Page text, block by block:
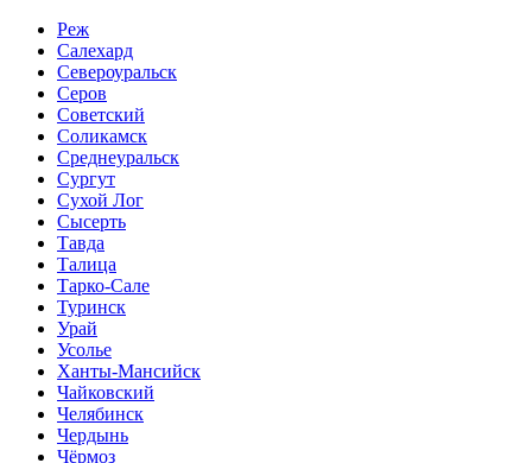
Реж
Салехард
Североуральск
Серов
Советский
Соликамск
Среднеуральск
Сургут
Сухой Лог
Сысерть
Тавда
Талица
Тарко-Сале
Туринск
Урай
Усолье
Ханты-Мансийск
Чайковский
Челябинск
Чердынь
Чёрмоз